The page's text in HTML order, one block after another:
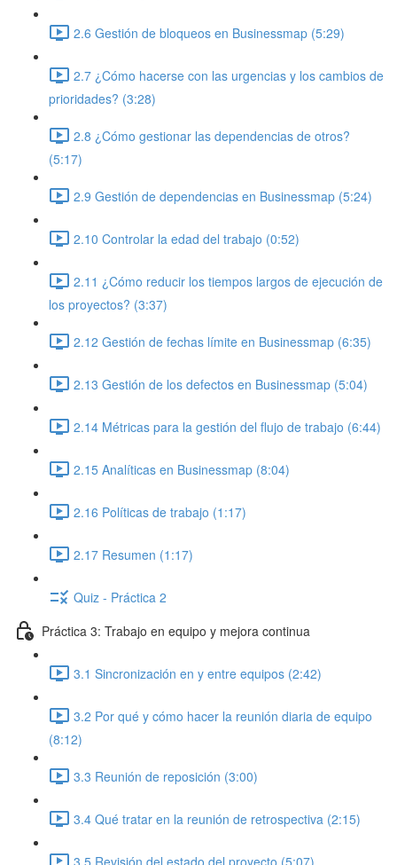
2.6 Gestión de bloqueos en Businessmap (5:29)
2.7 ¿Cómo hacerse con las urgencias y los cambios de
prioridades? (3:28)
2.8 ¿Cómo gestionar las dependencias de otros?
(5:17)
2.9 Gestión de dependencias en Businessmap (5:24)
2.10 Controlar la edad del trabajo (0:52)
2.11 ¿Cómo reducir los tiempos largos de ejecución de
los proyectos? (3:37)
2.12 Gestión de fechas límite en Businessmap (6:35)
2.13 Gestión de los defectos en Businessmap (5:04)
2.14 Métricas para la gestión del flujo de trabajo (6:44)
2.15 Analíticas en Businessmap (8:04)
2.16 Políticas de trabajo (1:17)
2.17 Resumen (1:17)
Quiz - Práctica 2
Práctica 3: Trabajo en equipo y mejora continua
3.1 Sincronización en y entre equipos (2:42)
3.2 Por qué y cómo hacer la reunión diaria de equipo
(8:12)
3.3 Reunión de reposición (3:00)
3.4 Qué tratar en la reunión de retrospectiva (2:15)
3.5 Revisión del estado del proyecto (5:07)